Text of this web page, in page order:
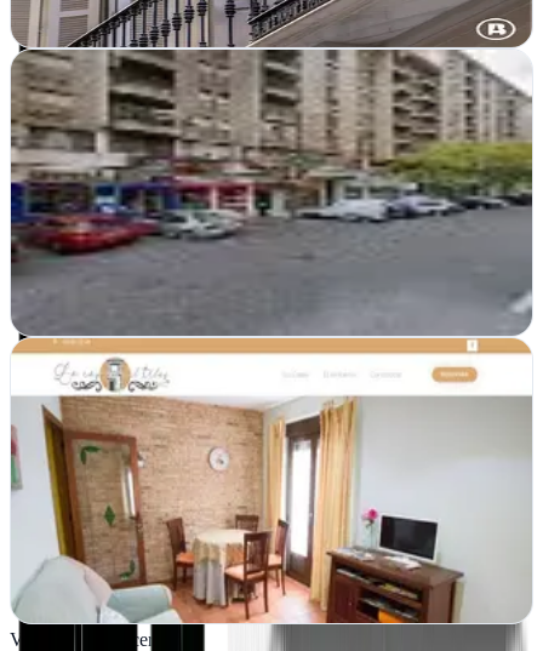
Ver fichacompleta
Agencia SEO Cáceres
Cáceres
Posicionamiento web en buscadores para empresas de Cáceres.
Estrategias SEO efectivas que multiplican tu visibilidad online y
generan clientes reales
Ver ficha
Marketing Digital Directo
Moraleja, Cáceres
Marketing Digital Directo impulsa negocios en Moraleja con
estrategias digitales efectivas y resultados medibles en redes,
posicionamiento y publicidad…
Ver ficha
completa
Ver todas en
Cáceres